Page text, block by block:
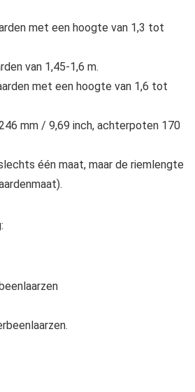
met een hoogte van 1,3 tot
van 1,45-1,6 m.
met een hoogte van 1,6 tot
mm / 9,69 inch, achterpoten 170
één maat, maar de riemlengte